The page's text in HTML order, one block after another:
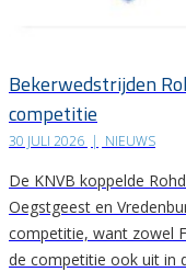
Bekerwedstrijden
competitie
30 JULI 2026 | NIEUWS
De KNVB koppelde
Oegstgeest en
competitie, want zowel
de competitie ook uit in